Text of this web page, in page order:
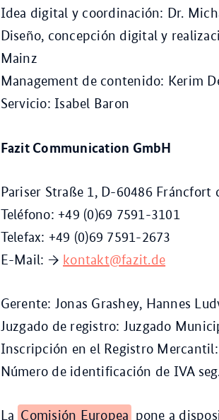
Idea digital y coordinación: Dr.
Diseño, concepción digital y
Mainz
Management de contenido: Kerim
Servicio: Isabel Baron
Fazit Communication GmbH
Pariser Straße 1, D-60486 Fráncfort
Teléfono: +49 (0)69 7591-3101
Telefax: +49 (0)69 7591-2673
E-Mail: → kontakt@fazit.de
Gerente: Jonas Grashey, Hannes
Juzgado de registro: Juzgado
Inscripción en el Registro
Número de identificación de IVA
La Comisión Europea pone a